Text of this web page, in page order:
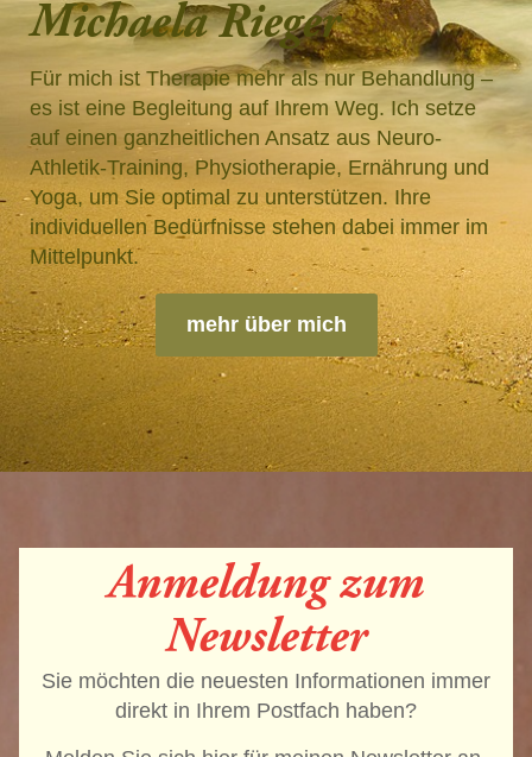
Michaela Rieger
Für mich ist Therapie mehr als nur Behandlung –
es ist eine Begleitung auf Ihrem Weg. Ich setze
auf einen ganzheitlichen Ansatz aus Neuro-
Athletik-Training, Physiotherapie, Ernährung und
Yoga, um Sie optimal zu unterstützen. Ihre
individuellen Bedürfnisse stehen dabei immer im
Mittelpunkt.
mehr über mich
Anmeldung zum
Newsletter
Sie möchten die neuesten Informationen immer
direkt in Ihrem Postfach haben?